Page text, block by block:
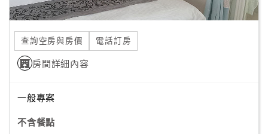
訂
單
管
理
員
查詢空房與房價 電話訂房
房間詳細內容
一般專案
不含餐點